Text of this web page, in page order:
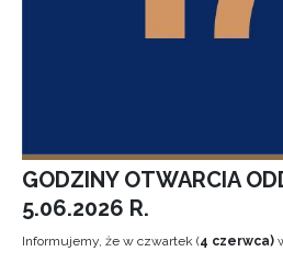
GODZINY OTWARCIA
5.06.2026 R.
Informujemy, że w czwartek (4 czerwca)